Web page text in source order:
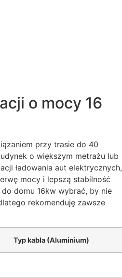
o mocy 16
przy trasie do 40
o większym metrażu lub
ładowania aut elektrycznych,
mocy i lepszą stabilność
domu 16kw wybrać, by nie
rekomenduję zawsze
Typ kabla (Aluminium)